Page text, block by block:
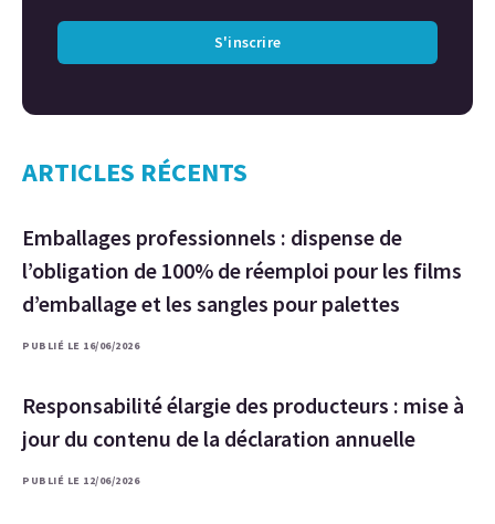
S'inscrire
ARTICLES RÉCENTS
Emballages professionnels : dispense de
l’obligation de 100% de réemploi pour les films
d’emballage et les sangles pour palettes
PUBLIÉ LE 16/06/2026
Responsabilité élargie des producteurs : mise à
jour du contenu de la déclaration annuelle
PUBLIÉ LE 12/06/2026